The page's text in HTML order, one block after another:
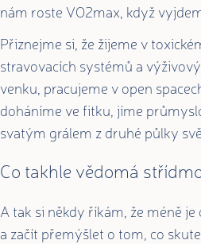
nám roste VO2max, když
Přiznejme si, že žijeme v
stravovacích systémů a
venku, pracujeme v open
doháníme ve fitku, jíme
svatým grálem z druhé půlky
Co takhle vědomá
A tak si někdy říkám, že méně
a začít přemýšlet o tom, co